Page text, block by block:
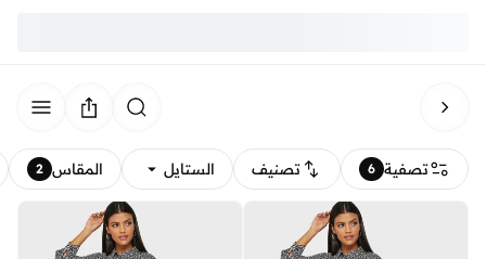
تصفية 6 تصنيف الستايل المقاس 2